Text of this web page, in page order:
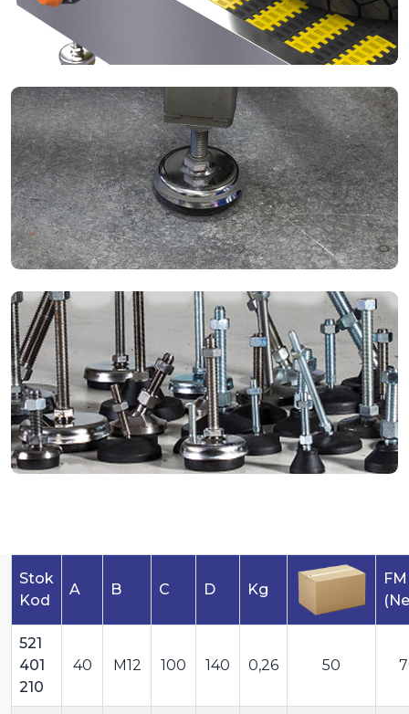
Stok
Kod
A B C D Kg
521
401
210
40 M12 100 140 0,26 50